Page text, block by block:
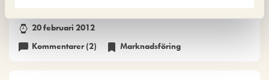
20 februari 2012
Kommentarer (2)
Marknadsföring